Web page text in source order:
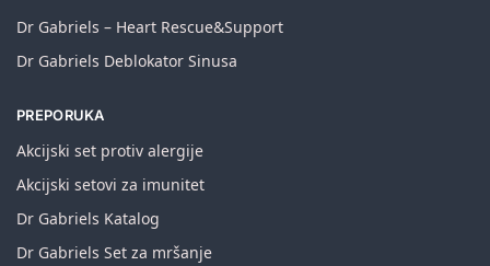
Dr Gabriels – Heart Rescue&Support
Dr Gabriels Deblokator Sinusa
PREPORUKA
Akcijski set protiv alergije
Akcijski setovi za imunitet
Dr Gabriels Katalog
Dr Gabriels Set za mršanje